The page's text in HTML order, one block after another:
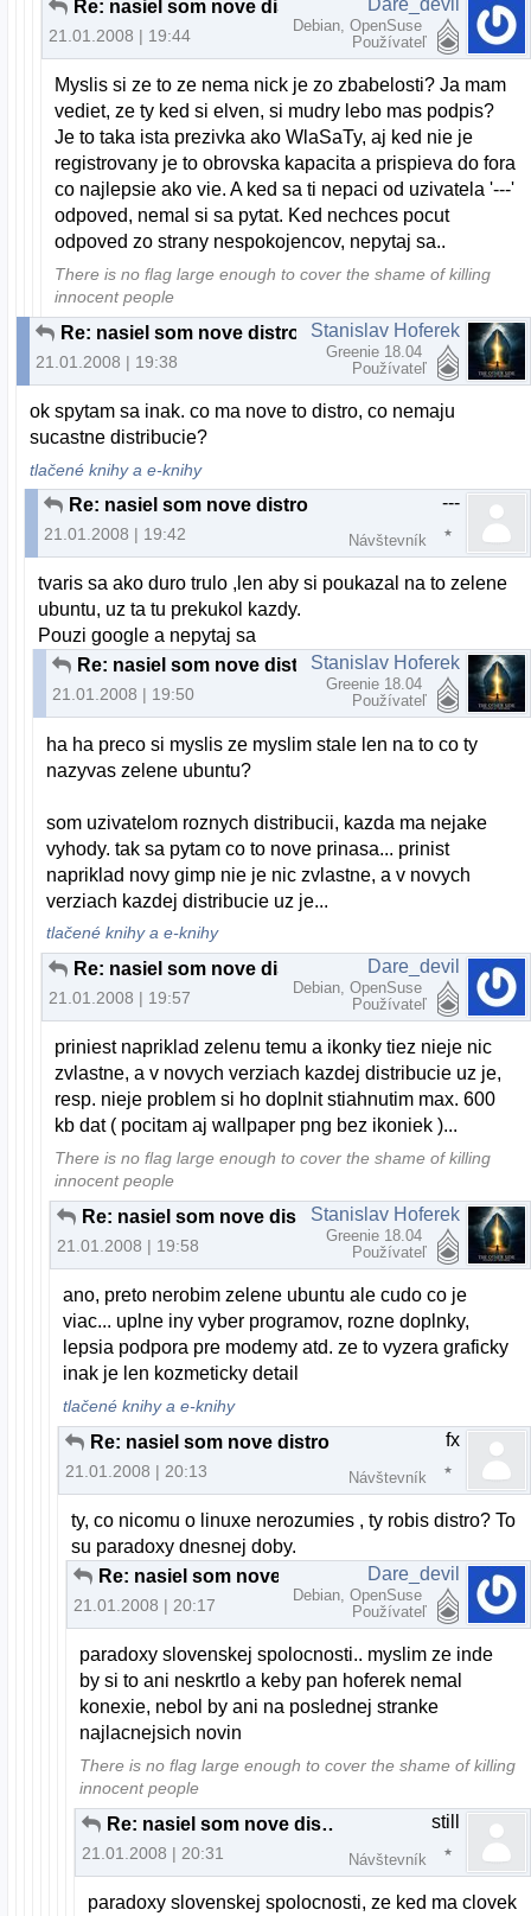
Re: nasiel som nove distro
21.01.2008 | 19:44
Debian, OpenSuse
Používateľ
Myslis si ze to ze nema nick je zo zbabelosti? Ja mam
vediet, ze ty ked si elven, si mudry lebo mas podpis?
Je to taka ista prezivka ako WlaSaTy, aj ked nie je
registrovany je to obrovska kapacita a prispieva do fora
co najlepsie ako vie. A ked sa ti nepaci od uzivatela '---'
odpoved, nemal si sa pytat. Ked nechces pocut
odpoved zo strany nespokojencov, nepytaj sa..
There is no flag large enough to cover the shame of killing
innocent people
Re: nasiel som nove distro
21.01.2008 | 19:38
Stanislav Hoferek
Greenie 18.04
Používateľ
ok spytam sa inak. co ma nove to distro, co nemaju
sucastne distribucie?
tlačené knihy a e-knihy
Re: nasiel som nove distro
21.01.2008 | 19:42
---
Návštevník
tvaris sa ako duro trulo ,len aby si poukazal na to zelene
ubuntu, uz ta tu prekukol kazdy.
Pouzi google a nepytaj sa
Re: nasiel som nove distro
21.01.2008 | 19:50
Stanislav Hoferek
Greenie 18.04
Používateľ
ha ha preco si myslis ze myslim stale len na to co ty
nazyvas zelene ubuntu?
som uzivatelom roznych distribucii, kazda ma nejake
vyhody. tak sa pytam co to nove prinasa... prinist
napriklad novy gimp nie je nic zvlastne, a v novych
verziach kazdej distribucie uz je...
tlačené knihy a e-knihy
Re: nasiel som nove distro
21.01.2008 | 19:57
Dare_devil
Debian, OpenSuse
Používateľ
priniest napriklad zelenu temu a ikonky tiez nieje nic
zvlastne, a v novych verziach kazdej distribucie uz je,
resp. nieje problem si ho doplnit stiahnutim max. 600
kb dat ( pocitam aj wallpaper png bez ikoniek )...
There is no flag large enough to cover the shame of killing
innocent people
Re: nasiel som nove distro
21.01.2008 | 19:58
Stanislav Hoferek
Greenie 18.04
Používateľ
ano, preto nerobim zelene ubuntu ale cudo co je
viac... uplne iny vyber programov, rozne doplnky,
lepsia podpora pre modemy atd. ze to vyzera graficky
inak je len kozmeticky detail
tlačené knihy a e-knihy
Re: nasiel som nove distro
21.01.2008 | 20:13
fx
Návštevník
ty, co nicomu o linuxe nerozumies , ty robis distro? To
su paradoxy dnesnej doby.
Re: nasiel som nove distro
21.01.2008 | 20:17
Dare_devil
Debian, OpenSuse
Používateľ
paradoxy slovenskej spolocnosti.. myslim ze inde
by si to ani neskrtlo a keby pan hoferek nemal
konexie, nebol by ani na poslednej stranke
najlacnejsich novin
There is no flag large enough to cover the shame of killing
innocent people
Re: nasiel som nove distro
21.01.2008 | 20:31
still
Návštevník
paradoxy slovenskej spolocnosti, ze ked ma clovek